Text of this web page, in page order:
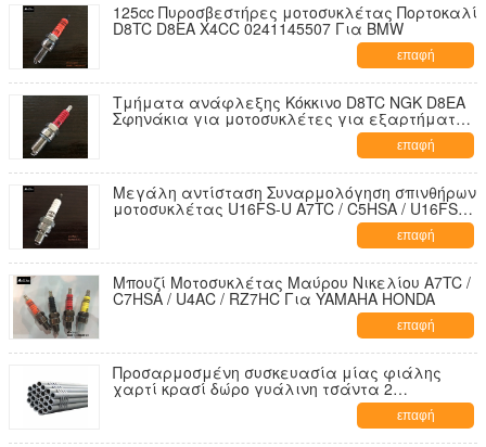
125cc Πυροσβεστήρες μοτοσυκλέτας Πορτοκαλί
D8TC D8EA X4CC 0241145507 Για BMW
επαφή
Τμήματα ανάφλεξης Κόκκινο D8TC NGK D8EA
Σφηνάκια για μοτοσυκλέτες για εξαρτήματα
επαφή
Μεγάλη αντίσταση Συναρμολόγηση σπινθήρων
μοτοσυκλέτας U16FS-U A7TC / C5HSA / U16FS-L
επαφή
Μπουζί Μοτοσυκλέτας Μαύρου Νικελίου A7TC /
C7HSA / U4AC / RZ7HC Για YAMAHA HONDA
επαφή
Προσαρμοσμένη συσκευασία μίας φιάλης
χαρτί κρασί δώρο γυάλινη τσάντα 2
μπουκάλια μαύρο κρασί tote carry bagsεπαφή